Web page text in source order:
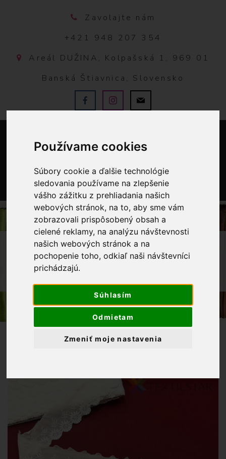
Používame cookies
Súbory cookie a ďalšie technológie
sledovania používame na zlepšenie
vášho zážitku z prehliadania našich
webových stránok, na to, aby sme vám
zobrazovali prispôsobený obsah a
cielené reklamy, na analýzu návštevnosti
našich webových stránok a na
pochopenie toho, odkiaľ naši návštevníci
prichádzajú.
Súhlasím
Odmietam
Zmeniť moje nastavenia
Zavolajte nám
+421 948 207 354
Areál DUŽINA, Kolpašská 1, 969 01
Banská Štiavnica, Slovensko
0
OBCHOD GALANTÉRIA
MADEIROVÉ KRAJKY
KRAJKA MADEIROVÁ 60MM - BIELA